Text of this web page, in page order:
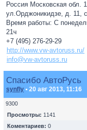
Россия Московская обл.
ул.Орджоникидзе, д. 11,
Время работы: С
21ч
+7 (495) 276-29-29
http://www.vw-avtoruss.ru/
info@vw-avtoruss.ru
Спасибо АвтоРусь
synfly • 20 авг 2013, 11:16
9300
Просмотры: 1141
Коментариев: 0